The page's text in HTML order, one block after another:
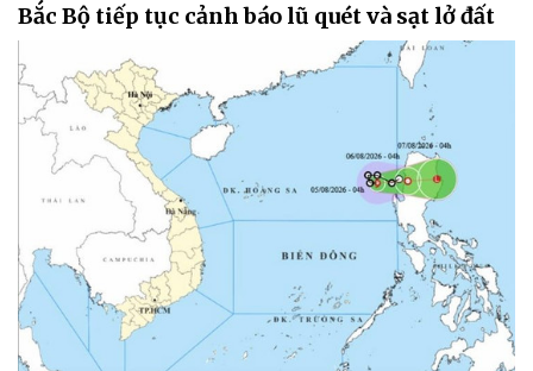
Bắc Bộ tiếp tục cảnh báo lũ quét và sạt lở đất